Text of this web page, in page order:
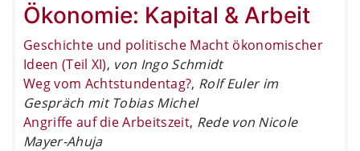
Ökonomie: Kapital & Arbeit
Geschichte und politische Macht ökonomischer
Ideen (Teil XI), von Ingo Schmidt
Weg vom Achtstundentag?, Rolf Euler im
Gespräch mit Tobias Michel
Angriffe auf die Arbeitszeit, Rede von Nicole
Mayer-Ahuja